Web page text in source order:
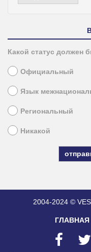
Какой статус должен
Официальный
Язык
Региональный
Никакой
2004-2024 ©
ГЛАВНАЯ